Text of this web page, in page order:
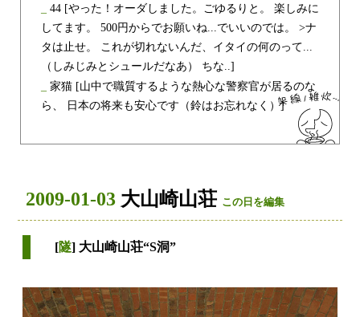
44 [やった！オーダしました。ごゆるりと。 楽しみに
してます。 500円からでお願いね...でいいのでは。 >ナ
タは止せ。 これが切れないんだ、イタイの何のって...
（しみじみとシュールだなあ） ちな..]
家猫 [山中で職質するような熱心な警察官が居るのな
ら、 日本の将来も安心です（鈴はお忘れなく）]
2009-01-03 大山崎山荘 この日を編集
[隧] 大山崎山荘“S洞”